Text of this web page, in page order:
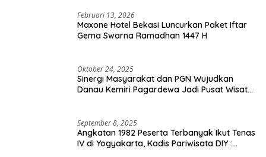
Februari 13, 2026
Maxone Hotel Bekasi Luncurkan Paket Iftar
Gema Swarna Ramadhan 1447 H
Oktober 24, 2025
Sinergi Masyarakat dan PGN Wujudkan
Danau Kemiri Pagardewa Jadi Pusat Wisata
September 8, 2025
Angkatan 1982 Peserta Terbanyak Ikut Tenas
IV di Yogyakarta, Kadis Pariwisata DIY :